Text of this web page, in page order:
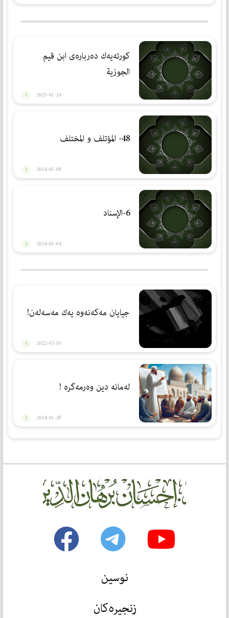
كورتەیەك دەربارەی ابن قیم
الجوزیة
2025-01-24
48- المؤتلف و المختلف
2024-03-08
6-الإسناد
2024-03-04
جیایان مەكەنەوە یەك مەسەلەن!
2022-05-30
لەمانە دین وەرمەگرە !
2024-01-28
نوسین
زنجیرەکان